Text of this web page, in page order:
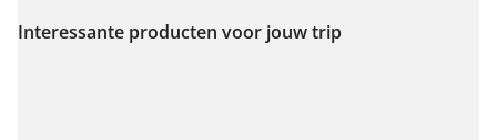
Bekijk op kaart
Interessante producten voor jouw trip